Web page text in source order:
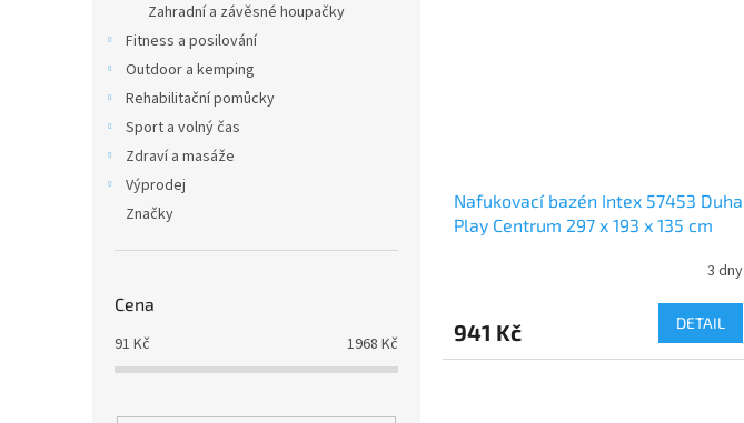
Zahradní a závěsné houpačky
Fitness a posilování
Outdoor a kemping
Rehabilitační pomůcky
Sport a volný čas
Zdraví a masáže
Výprodej
Značky
Cena
91 Kč 1968 Kč
Nafukovací bazén Intex 57453 Duha
Play Centrum 297 x 193 x 135 cm
3 dny
941 Kč DETAIL